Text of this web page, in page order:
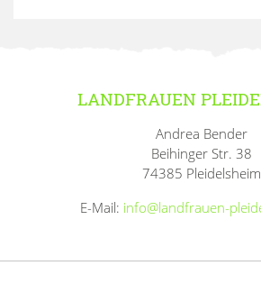
LANDFRAUEN
Andrea Bender
Beihinger Str. 38
74385 Pleidelsheim
E-Mail: info@landfrauen-